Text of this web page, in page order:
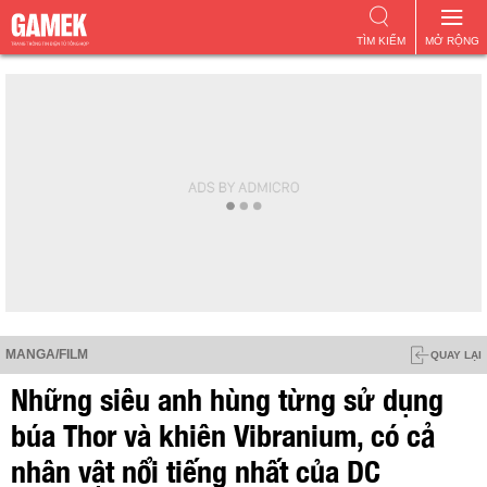
MỞ RỘNG
TÌM KIẾM
MANGA/FILM QUAY LẠI
Những siêu anh hùng từng sử dụng
búa Thor và khiên Vibranium, có cả
nhân vật nổi tiếng nhất của DC